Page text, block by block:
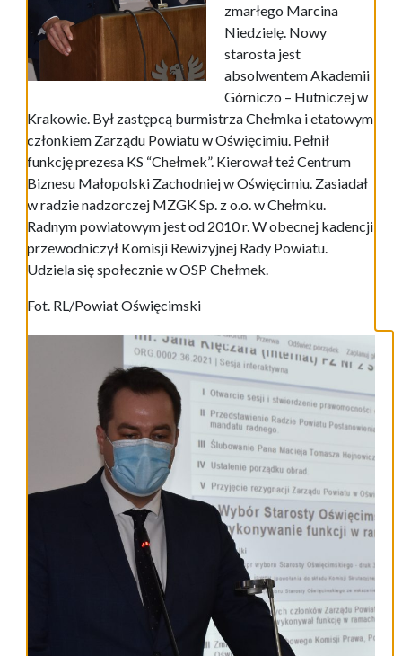
zmarłego Marcina
Niedzielę. Nowy
starosta jest
absolwentem Akademii
Górniczo – Hutniczej w
Krakowie. Był zastępcą burmistrza Chełmka i etatowym
członkiem Zarządu Powiatu w Oświęcimiu. Pełnił
funkcję prezesa KS “Chełmek”. Kierował też Centrum
Biznesu Małopolski Zachodniej w Oświęcimiu. Zasiadał
w radzie nadzorczej MZGK Sp. z o.o. w Chełmku.
Radnym powiatowym jest od 2010 r. W obecnej kadencji
przewodniczył Komisji Rewizyjnej Rady Powiatu.
Udziela się społecznie w OSP Chełmek.
Fot. RL/Powiat Oświęcimski